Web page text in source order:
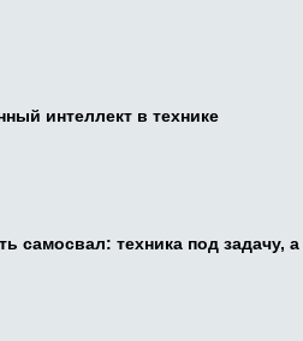
интеллект в технике
самосвал: техника под задачу,